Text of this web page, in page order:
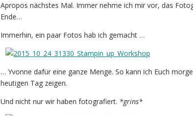
Apropos nächstes Mal. Immer nehme ich mir vor, das
Ende…
Immerhin, ein paar Fotos hab ich gemacht …
… Yvonne dafür eine ganze Menge. So kann ich Euch
heutigen Tag zeigen.
Und nicht nur wir haben fotografiert. *grins*